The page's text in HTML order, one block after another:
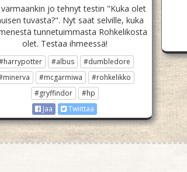
jo tehnyt testin "Kuka olet
tuvasta?". Nyt saat selville, kuka
tunnetuimmasta Rohkelikosta
olet. Testaa ihmeessä!
#albus
#dumbledore
#mcgarmiwa
#rohkelikko
#gryffindor
#hp
Jaa
Twiittaa